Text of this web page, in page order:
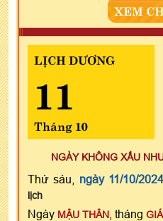
XEM
LỊCH DƯƠNG
11
Tháng 10
NGÀY KHÔNG XẤU
Thứ sáu, ngày 11/10/2024
lịch
Ngày MẬU THÂN , tháng